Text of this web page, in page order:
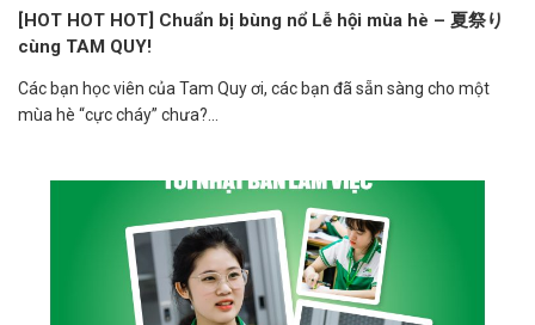
[HOT HOT HOT] Chuẩn bị bùng nổ Lễ hội mùa hè – 夏祭り
cùng TAM QUY!
Các bạn học viên của Tam Quy ơi, các bạn đã sẵn sàng cho một
mùa hè “cực cháy” chưa?...